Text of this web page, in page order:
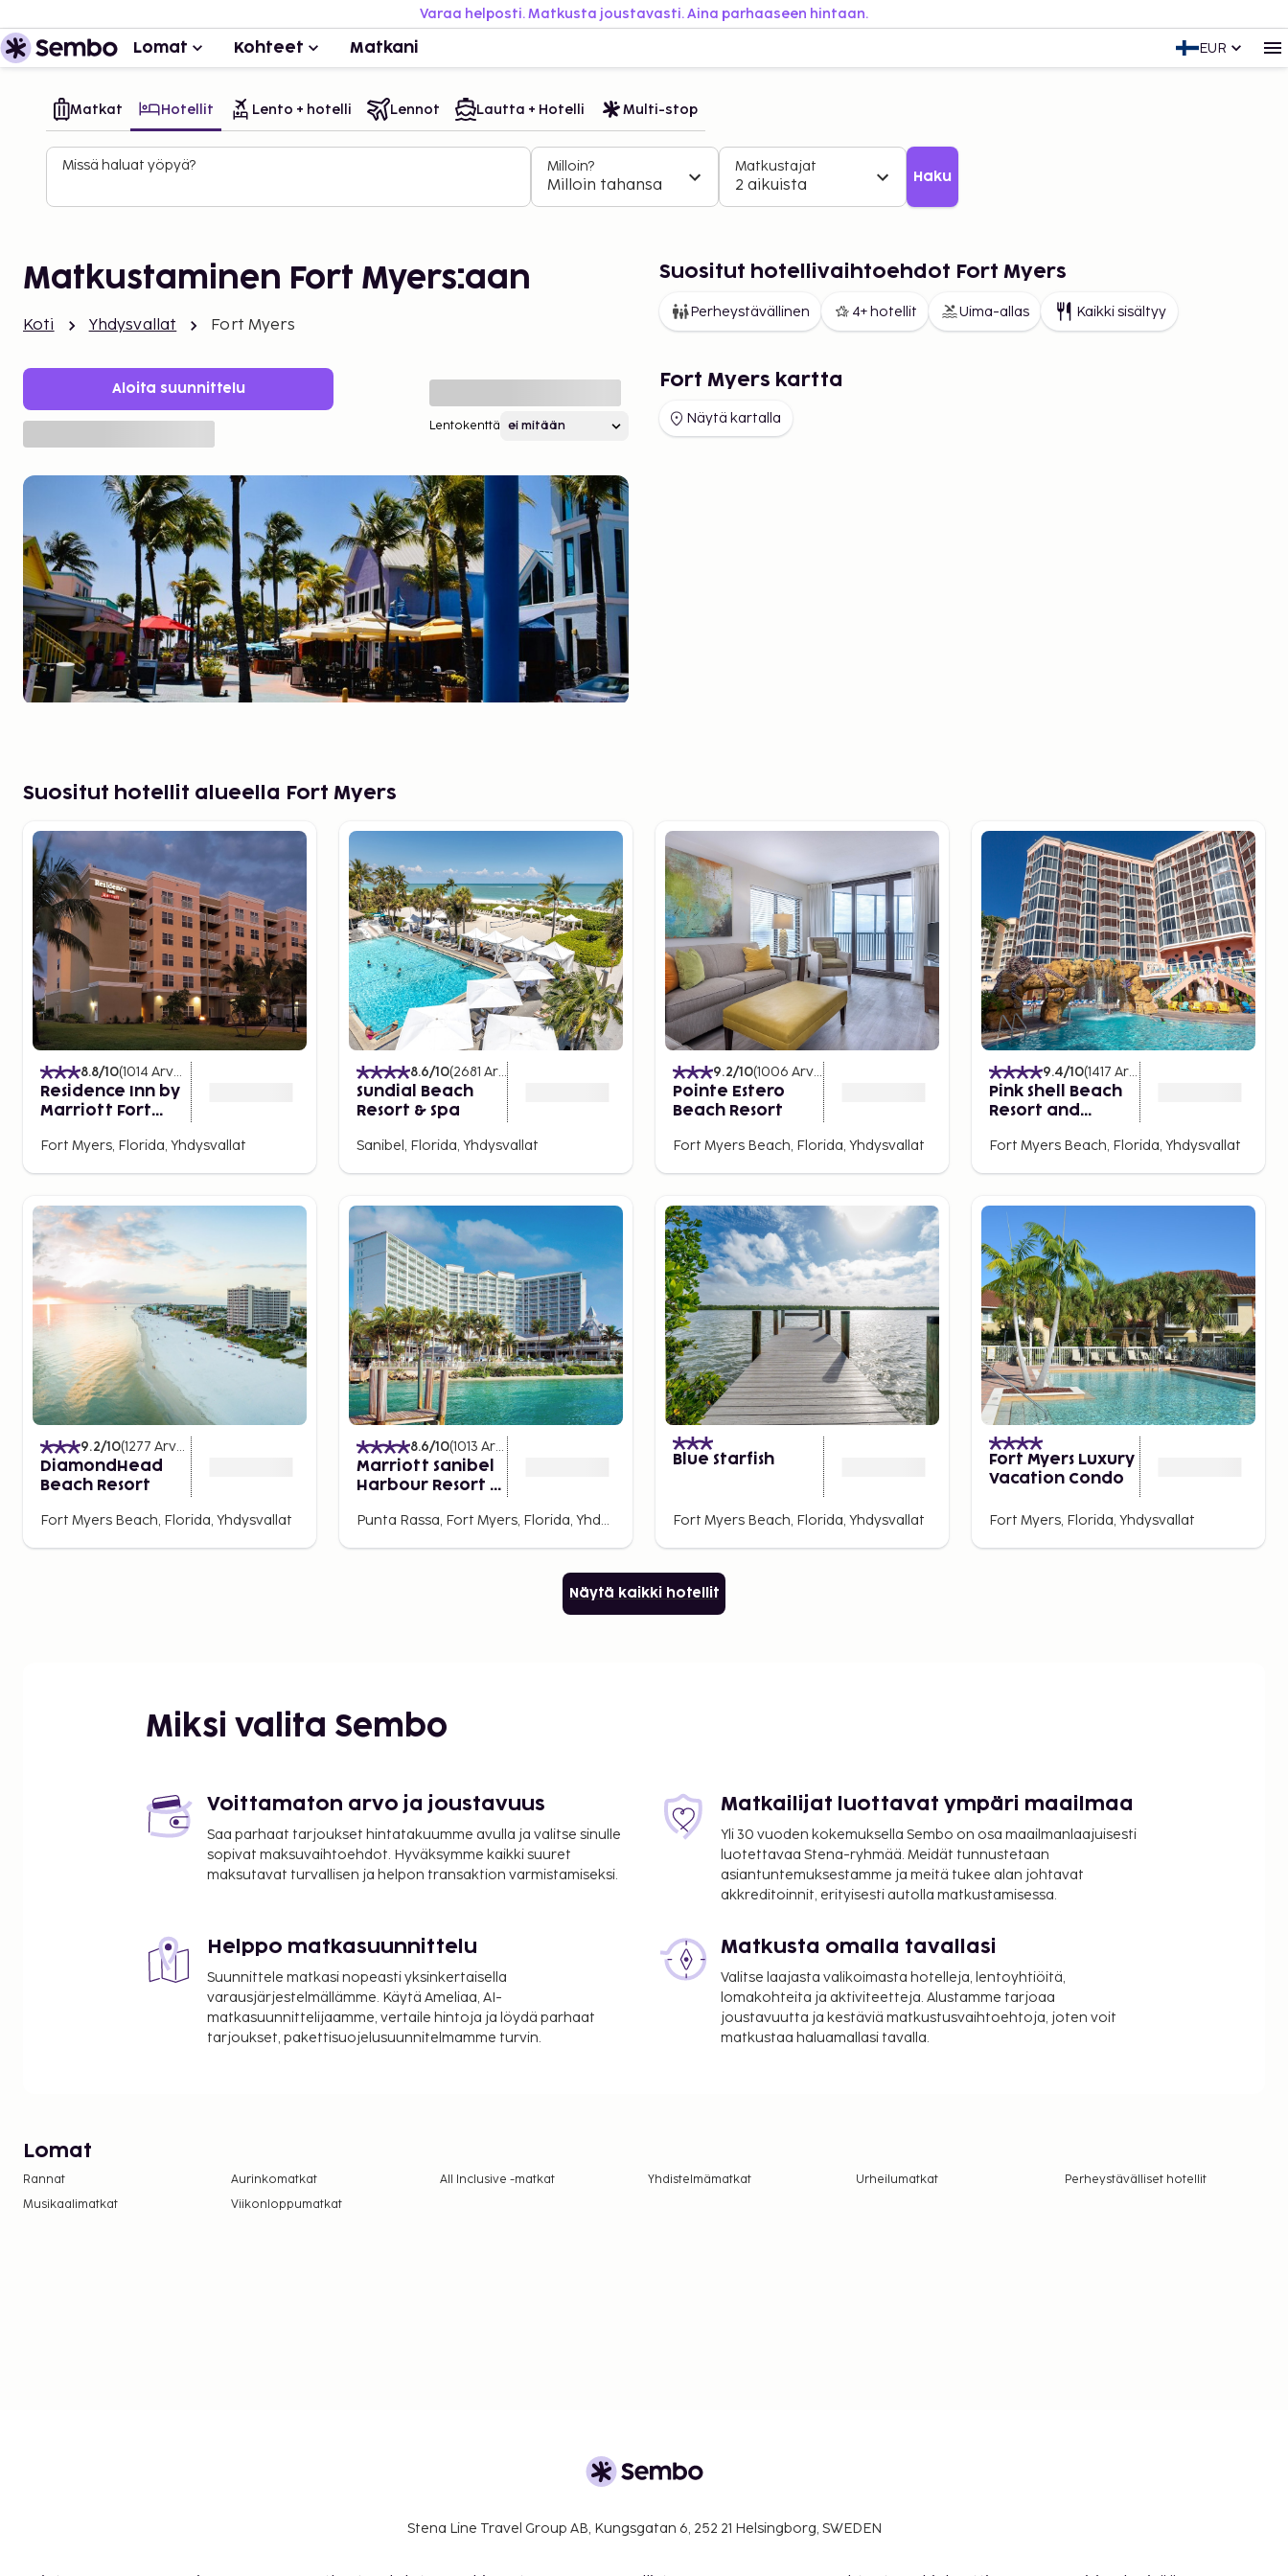
Varaa helposti. Matkusta joustavasti. Aina parhaaseen hintaan.
Lomat Kohteet Matkani EUR
Matkat Hotellit Lento + hotelli Lennot Lautta + Hotelli Multi-stop
Missä haluat yöpyä? Milloin?
Milloin tahansa
Matkustajat
2 aikuista Haku
Matkustaminen Fort Myers:aan
Koti Yhdysvallat Fort Myers
Aloita suunnittelu
Lentokenttä
Suositut hotellivaihtoehdot Fort Myers
Perheystävällinen 4+ hotellit Uima-allas Kaikki sisältyy
Fort Myers kartta
Näytä kartalla
Suositut hotellit alueella Fort Myers
8.8/10(1014 Arvostelut
Residence Inn by
Marriott Fort
Fort Myers, Florida, Yhdysvallat
8.6/10(2681 Arvostelut
Sundial Beach
Resort & Spa
Sanibel, Florida, Yhdysvallat
9.2/10(1006 Arvostelut
Pointe Estero
Beach Resort
Fort Myers Beach, Florida, Yhdysvallat
9.4/10(1417 Arvostelut
Pink Shell Beach
Resort and
Fort Myers Beach, Florida, Yhdysvallat
9.2/10(1277 Arvostelut
DiamondHead
Beach Resort
Fort Myers Beach, Florida, Yhdysvallat
8.6/10(1013 Arvostelut
Marriott Sanibel
Harbour Resort &
Punta Rassa, Fort Myers, Florida, Yhdysvallat
Blue Starfish
Fort Myers Beach, Florida, Yhdysvallat
Fort Myers Luxury
Vacation Condo
Fort Myers, Florida, Yhdysvallat
Näytä kaikki hotellit
Miksi valita Sembo
Voittamaton arvo ja joustavuus
Saa parhaat tarjoukset hintatakuumme avulla ja valitse sinulle
sopivat maksuvaihtoehdot. Hyväksymme kaikki suuret
maksutavat turvallisen ja helpon transaktion varmistamiseksi.
Matkailijat luottavat ympäri maailmaa
Yli 30 vuoden kokemuksella Sembo on osa maailmanlaajuisesti
luotettavaa Stena-ryhmää. Meidät tunnustetaan
asiantuntemuksestamme ja meitä tukee alan johtavat
akkreditoinnit, erityisesti autolla matkustamisessa.
Helppo matkasuunnittelu
Suunnittele matkasi nopeasti yksinkertaisella
varausjärjestelmällämme. Käytä Ameliaa, AI-
matkasuunnittelijaamme, vertaile hintoja ja löydä parhaat
tarjoukset, pakettisuojelusuunnitelmamme turvin.
Matkusta omalla tavallasi
Valitse laajasta valikoimasta hotelleja, lentoyhtiöitä,
lomakohteita ja aktiviteetteja. Alustamme tarjoaa
joustavuutta ja kestäviä matkustusvaihtoehtoja, joten voit
matkustaa haluamallasi tavalla.
Lomat
Rannat Aurinkomatkat All Inclusive -matkat Yhdistelmämatkat Urheilumatkat
Perheystävälliset hotellit
Musikaalimatkat
Viikonloppumatkat
Stena Line Travel Group AB, Kungsgatan 6, 252 21 Helsingborg, SWEDEN